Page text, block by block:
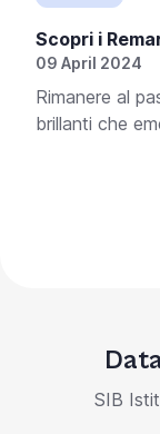
Scopri i
09 April 2024
Rimanere al
brillanti che
SIB